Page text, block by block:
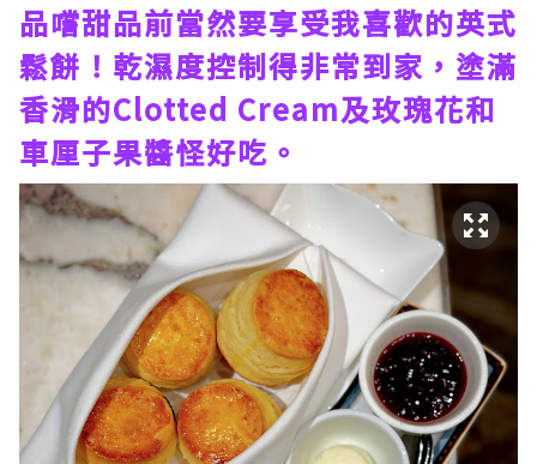
品嚐甜品前當然要享受我喜歡的英式
鬆餅！乾濕度控制得非常到家，塗滿
香滑的Clotted Cream及玫瑰花和
車厘子果醬怪好吃。